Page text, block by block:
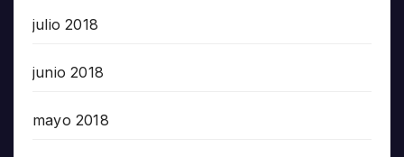
julio 2018
junio 2018
mayo 2018